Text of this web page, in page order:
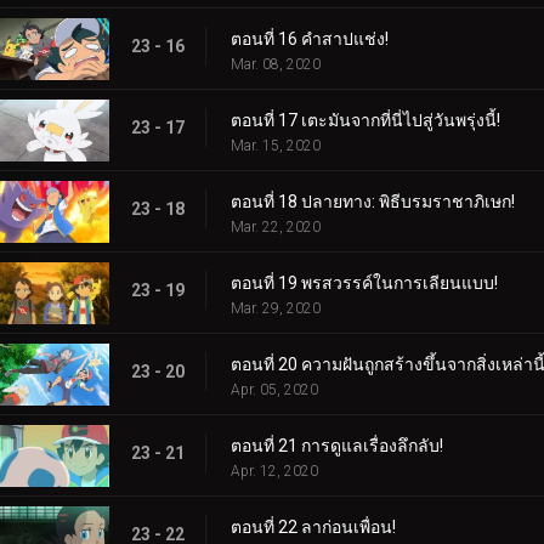
23 - 16 ตอนที่ 16 คำสาปแช่ง!
Mar. 08, 2020
23 - 17 ตอนที่ 17 เตะมันจากที่นี่ไปสู่วันพรุ่งนี้!
Mar. 15, 2020
23 - 18 ตอนที่ 18 ปลายทาง: พิธีบรมราชาภิเษก!
Mar. 22, 2020
23 - 19 ตอนที่ 19 พรสวรรค์ในการเลียนแบบ!
Mar. 29, 2020
23 - 20 ตอนที่ 20 ความฝันถูกสร้างขึ้นจากสิ่งเหล่า
Apr. 05, 2020
23 - 21 ตอนที่ 21 การดูแลเรื่องลึกลับ!
Apr. 12, 2020
23 - 22 ตอนที่ 22 ลาก่อนเพื่อน!